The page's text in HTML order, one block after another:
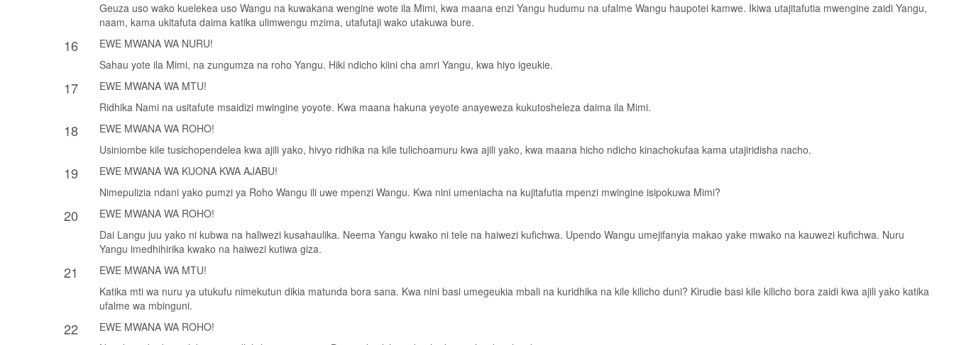
Geuza uso wako kuelekea uso Wangu na kuwakana wengine wote ila Mimi, kwa maana enzi Yangu hudumu na ufalme Wangu haupotei kamwe. Ikiwa utajitafutia mwengine zaidi Yangu,
naam, kama ukitafuta daima katika ulimwengu mzima, utafutaji wako utakuwa bure.
16
EWE MWANA WA NURU!
Sahau yote ila Mimi, na zungumza na roho Yangu. Hiki ndicho kiini cha amri Yangu, kwa hiyo igeukie.
17
EWE MWANA WA MTU!
Ridhika Nami na usitafute msaidizi mwingine yoyote. Kwa maana hakuna yeyote anayeweza kukutosheleza daima ila Mimi.
18
EWE MWANA WA ROHO!
Usiniombe kile tusichopendelea kwa ajili yako, hivyo ridhika na kile tulichoamuru kwa ajili yako, kwa maana hicho ndicho kinachokufaa kama utajiridisha nacho.
19
EWE MWANA WA KUONA KWA AJABU!
Nimepulizia ndani yako pumzi ya Roho Wangu ili uwe mpenzi Wangu. Kwa nini umeniacha na kujitafutia mpenzi mwingine isipokuwa Mimi?
20
EWE MWANA WA ROHO!
Dai Langu juu yako ni kubwa na haliwezi kusahaulika. Neema Yangu kwako ni tele na haiwezi kufichwa. Upendo Wangu umejifanyia makao yake mwako na kauwezi kufichwa. Nuru
Yangu imedhihirika kwako na haiwezi kutiwa giza.
21
EWE MWANA WA MTU!
Katika mti wa nuru ya utukufu nimekutun­ dikia matunda bora sana. Kwa nini basi umegeukia mbali na kuridhika na kile kilicho duni? Kirudie basi kile kilicho bora zaidi kwa ajili yako katika
ufalme wa mbinguni.
22
EWE MWANA WA ROHO!